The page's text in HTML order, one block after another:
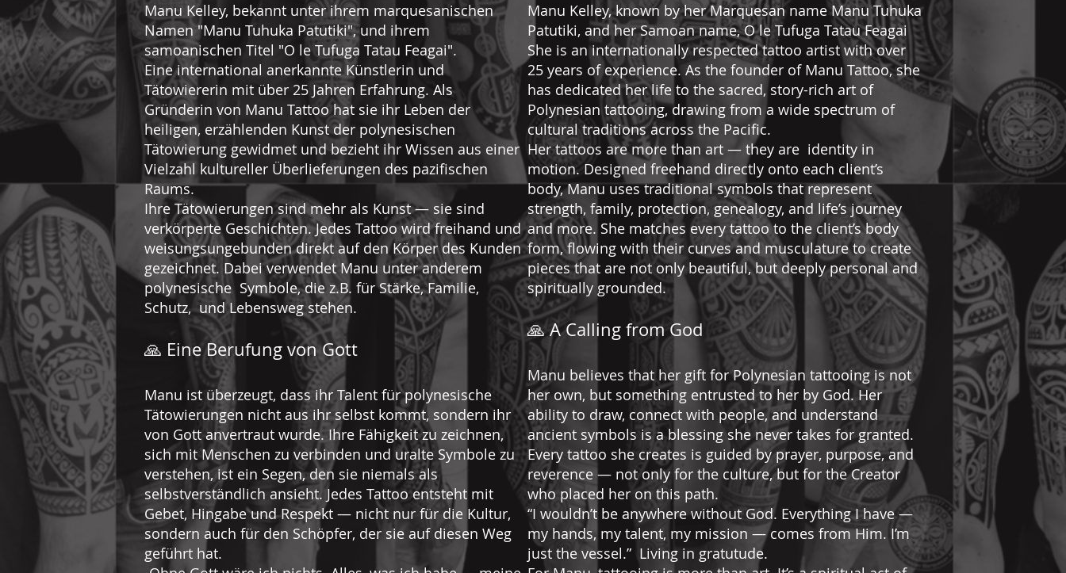
Manu Kelley, bekannt unter ihrem marquesanischen
Namen "Manu Tuhuka Patutiki", und ihrem
samoanischen Titel "O le Tufuga Tatau Feagai".
Eine international anerkannte Künstlerin und
Tätowiererin mit über 25 Jahren Erfahrung. Als
Gründerin von Manu Tattoo hat sie ihr Leben der
heiligen, erzählenden Kunst der polynesischen
Tätowierung gewidmet und bezieht ihr Wissen aus einer
Vielzahl kultureller Überlieferungen des pazifischen
Raums.
Ihre Tätowierungen sind mehr als Kunst — sie sind
verkörperte Geschichten. Jedes Tattoo wird freihand und
weisungsungebunden direkt auf den Körper des Kunden
gezeichnet. Dabei verwendet Manu unter anderem
polynesische Symbole, die z.B. für Stärke, Familie,
Schutz, und Lebensweg stehen.
🙏 Eine Berufung von Gott
Manu ist überzeugt, dass ihr Talent für polynesische
Tätowierungen nicht aus ihr selbst kommt, sondern ihr
von Gott anvertraut wurde. Ihre Fähigkeit zu zeichnen,
sich mit Menschen zu verbinden und uralte Symbole zu
verstehen, ist ein Segen, den sie niemals als
selbstverständlich ansieht. Jedes Tattoo entsteht mit
Gebet, Hingabe und Respekt — nicht nur für die Kultur,
sondern auch für den Schöpfer, der sie auf diesen Weg
geführt hat.
Manu Kelley, known by her Marquesan name Manu Tuhuka
Patutiki, and her Samoan name, O le Tufuga Tatau Feagai
She is an internationally respected tattoo artist with over
25 years of experience. As the founder of Manu Tattoo, she
has dedicated her life to the sacred, story-rich art of
Polynesian tattooing, drawing from a wide spectrum of
cultural traditions across the Pacific.
Her tattoos are more than art — they are identity in
motion. Designed freehand directly onto each client’s
body, Manu uses traditional symbols that represent
strength, family, protection, genealogy, and life’s journey
and more. She matches every tattoo to the client’s body
form, flowing with their curves and musculature to create
pieces that are not only beautiful, but deeply personal and
spiritually grounded.
🙏 A Calling from God
Manu believes that her gift for Polynesian tattooing is not
her own, but something entrusted to her by God. Her
ability to draw, connect with people, and understand
ancient symbols is a blessing she never takes for granted.
Every tattoo she creates is guided by prayer, purpose, and
reverence — not only for the culture, but for the Creator
who placed her on this path.
“I wouldn’t be anywhere without God. Everything I have —
my hands, my talent, my mission — comes from Him. I’m
just the vessel.” Living in gratutude.